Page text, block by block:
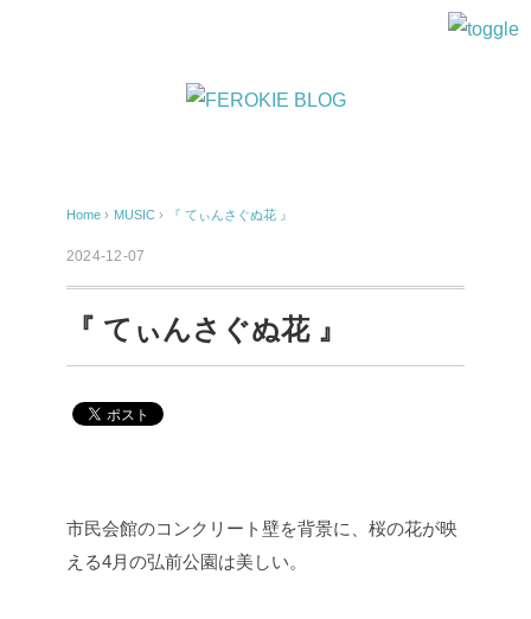
Home › MUSIC › 『 てぃんさぐぬ花 』
2024-12-07
『 てぃんさぐぬ花 』
市民会館のコンクリート壁を背景に、桜の花が映
える4月の弘前公園は美しい。